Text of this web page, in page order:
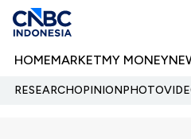
HOMEMARKETMY MONEY
RESEARCHOPINIONPHOTO